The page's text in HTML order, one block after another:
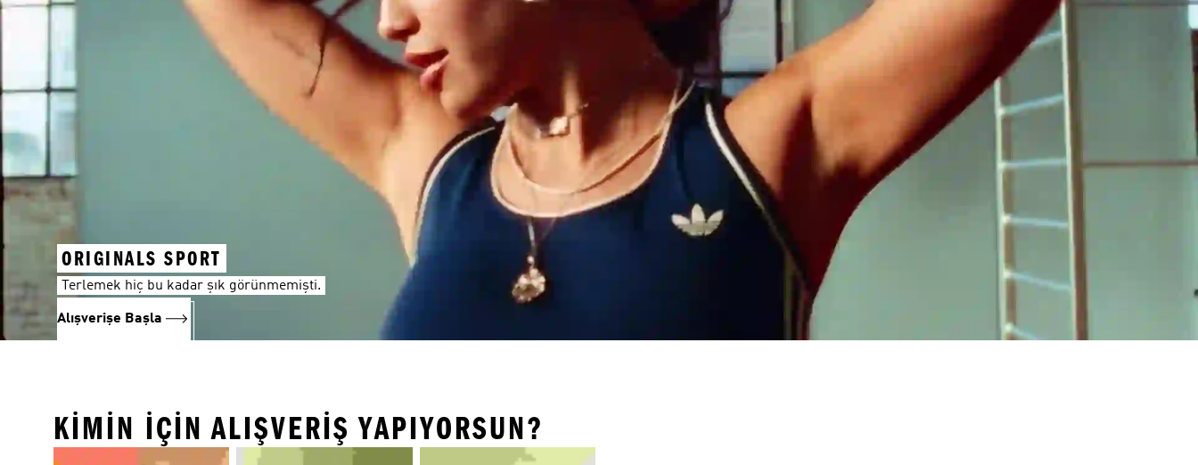
ORIGINALS SPORT
Terlemek hiç bu kadar şık görünmemişti.
Alışverişe Başla
KİMİN İÇİN ALIŞVERİŞ YAPIYORSUN?